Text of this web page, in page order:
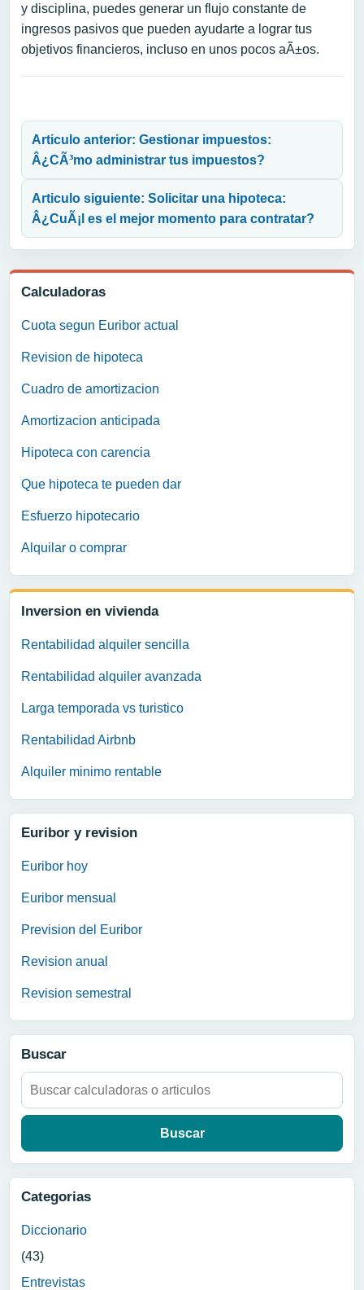
Calculadoras
Cuota segun Euribor actual
Revision de hipoteca
Cuadro de amortizacion
Amortizacion anticipada
Hipoteca con carencia
Que hipoteca te pueden dar
Esfuerzo hipotecario
Alquilar o comprar
Inversion en vivienda
Rentabilidad alquiler sencilla
Rentabilidad alquiler avanzada
Larga temporada vs turistico
Rentabilidad Airbnb
Alquiler minimo rentable
Euribor y revision
Euribor hoy
Euribor mensual
Prevision del Euribor
Revision anual
Revision semestral
Buscar
Buscar:
Categorias
Diccionario
(43)
Entrevistas
y disciplina, puedes generar un flujo constante de
ingresos pasivos que pueden ayudarte a lograr tus
objetivos financieros, incluso en unos pocos aÃ±os.
Articulo anterior: Gestionar impuestos:
Â¿CÃ³mo administrar tus impuestos?
Articulo siguiente: Solicitar una hipoteca:
Â¿CuÃ¡l es el mejor momento para contratar?